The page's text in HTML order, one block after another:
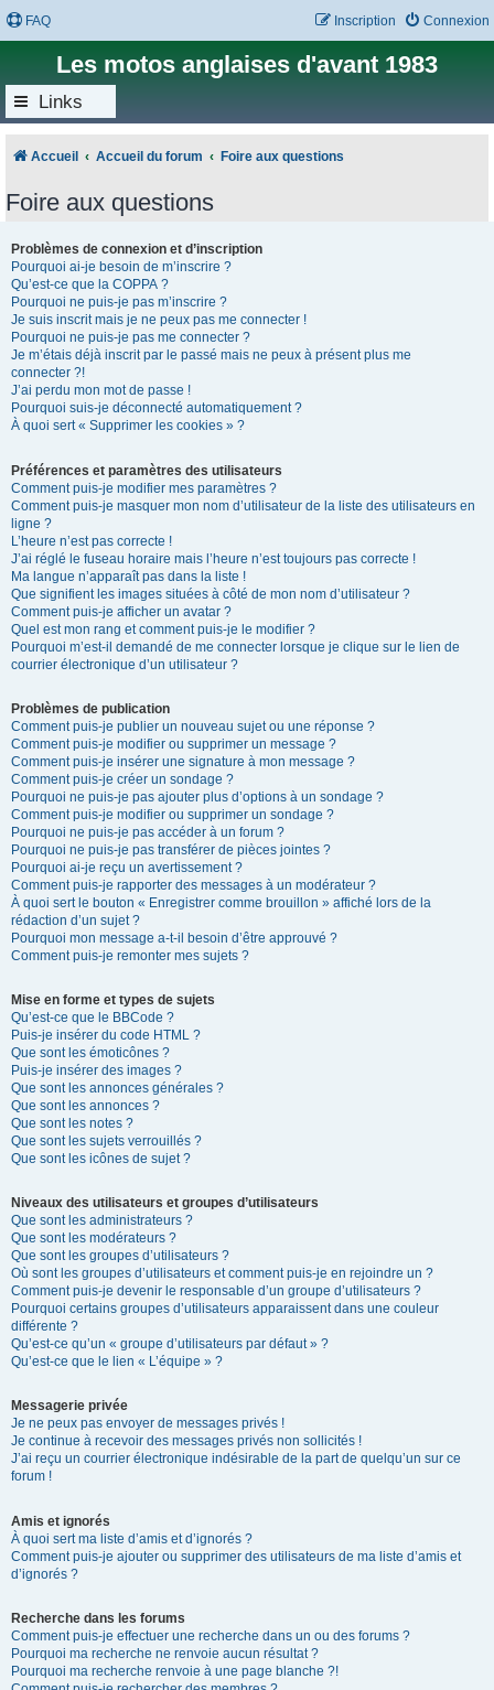
FAQ Connexion
Inscription
Les motos anglaises d'avant 1983
Links
Accueil Accueil du forum Foire aux questions
Foire aux questions
Problèmes de connexion et d’inscription
Pourquoi ai-je besoin de m’inscrire ?
Qu’est-ce que la COPPA ?
Pourquoi ne puis-je pas m’inscrire ?
Je suis inscrit mais je ne peux pas me connecter !
Pourquoi ne puis-je pas me connecter ?
Je m’étais déjà inscrit par le passé mais ne peux à présent plus me
connecter ?!
J’ai perdu mon mot de passe !
Pourquoi suis-je déconnecté automatiquement ?
À quoi sert « Supprimer les cookies » ?
Préférences et paramètres des utilisateurs
Comment puis-je modifier mes paramètres ?
Comment puis-je masquer mon nom d’utilisateur de la liste des utilisateurs en
ligne ?
L’heure n’est pas correcte !
J’ai réglé le fuseau horaire mais l’heure n’est toujours pas correcte !
Ma langue n’apparaît pas dans la liste !
Que signifient les images situées à côté de mon nom d’utilisateur ?
Comment puis-je afficher un avatar ?
Quel est mon rang et comment puis-je le modifier ?
Pourquoi m’est-il demandé de me connecter lorsque je clique sur le lien de
courrier électronique d’un utilisateur ?
Problèmes de publication
Comment puis-je publier un nouveau sujet ou une réponse ?
Comment puis-je modifier ou supprimer un message ?
Comment puis-je insérer une signature à mon message ?
Comment puis-je créer un sondage ?
Pourquoi ne puis-je pas ajouter plus d’options à un sondage ?
Comment puis-je modifier ou supprimer un sondage ?
Pourquoi ne puis-je pas accéder à un forum ?
Pourquoi ne puis-je pas transférer de pièces jointes ?
Pourquoi ai-je reçu un avertissement ?
Comment puis-je rapporter des messages à un modérateur ?
À quoi sert le bouton « Enregistrer comme brouillon » affiché lors de la
rédaction d’un sujet ?
Pourquoi mon message a-t-il besoin d’être approuvé ?
Comment puis-je remonter mes sujets ?
Mise en forme et types de sujets
Qu’est-ce que le BBCode ?
Puis-je insérer du code HTML ?
Que sont les émoticônes ?
Puis-je insérer des images ?
Que sont les annonces générales ?
Que sont les annonces ?
Que sont les notes ?
Que sont les sujets verrouillés ?
Que sont les icônes de sujet ?
Niveaux des utilisateurs et groupes d’utilisateurs
Que sont les administrateurs ?
Que sont les modérateurs ?
Que sont les groupes d’utilisateurs ?
Où sont les groupes d’utilisateurs et comment puis-je en rejoindre un ?
Comment puis-je devenir le responsable d’un groupe d’utilisateurs ?
Pourquoi certains groupes d’utilisateurs apparaissent dans une couleur
différente ?
Qu’est-ce qu’un « groupe d’utilisateurs par défaut » ?
Qu’est-ce que le lien « L’équipe » ?
Messagerie privée
Je ne peux pas envoyer de messages privés !
Je continue à recevoir des messages privés non sollicités !
J’ai reçu un courrier électronique indésirable de la part de quelqu’un sur ce
forum !
Amis et ignorés
À quoi sert ma liste d’amis et d’ignorés ?
Comment puis-je ajouter ou supprimer des utilisateurs de ma liste d’amis et
d’ignorés ?
Recherche dans les forums
Comment puis-je effectuer une recherche dans un ou des forums ?
Pourquoi ma recherche ne renvoie aucun résultat ?
Pourquoi ma recherche renvoie à une page blanche ?!